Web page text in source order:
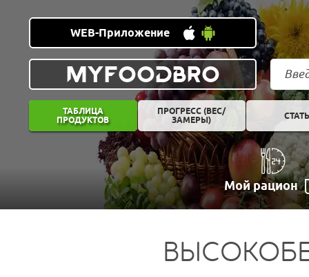
WEB-Приложение
MYFOODBRO
ТАБЛИЦА
ПРОДУКТОВ
ПРОГРЕСС (ВЕС/
ЗАМЕРЫ)
Мой рацион